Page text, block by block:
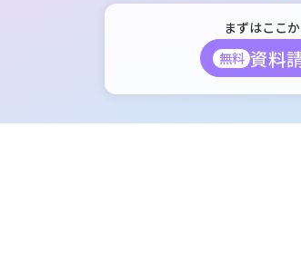
まずはここ
無料 資料